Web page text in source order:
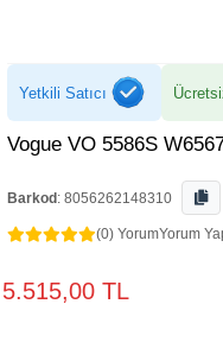
Yetkili Satıcı
Vogue VO 5586S
Barkod : 8056262148310
(0) YorumYorum
5.515,00 TL